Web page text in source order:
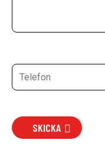
SKICKA